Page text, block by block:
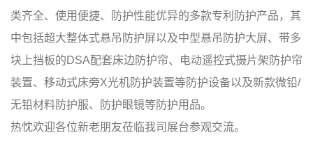
类齐全、使用便捷、防护性能优异的多款专利防护产品，其
中包括超大整体式悬吊防护屏以及中型悬吊防护大屏、带多
块上挡板的DSA配套床边防护帘、电动遥控式摄片架防护帘
装置、移动式床旁X光机防护装置等防护设备以及新款微铅/
无铅材料防护服、防护眼镜等防护用品。
热忱欢迎各位新老朋友莅临我司展台参观交流。